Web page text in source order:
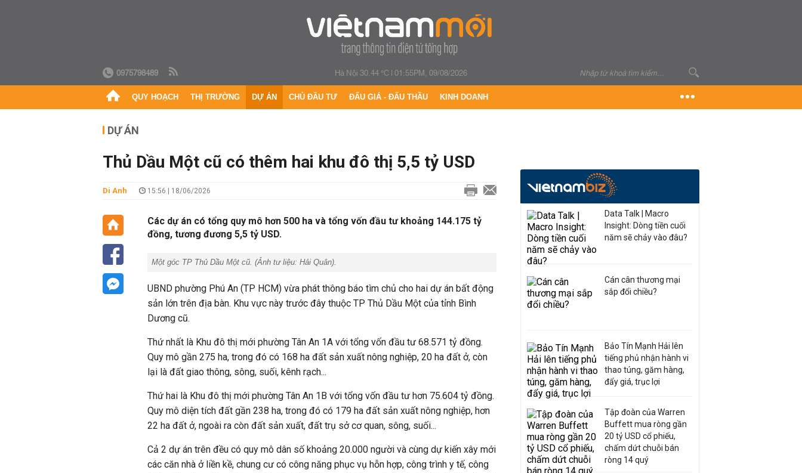
0975798489 Hà Nội 30.44 °C|01:55PM, 09/08/2026
QUY HOẠCH THỊ TRƯỜNG DỰ ÁN CHỦ ĐẦU TƯ ĐẤU GIÁ - ĐẤU THẦU KINH DOANH
DỰ ÁN
Thủ Dầu Một cũ có thêm hai khu đô thị 5,5 tỷ USD
Di Anh 15:56 | 18/06/2026
Các dự án có tổng quy mô hơn 500 ha và tổng vốn đầu tư khoảng 144.175 tỷ
đồng, tương đương 5,5 tỷ USD.
Một góc TP Thủ Dầu Một cũ. (Ảnh tư liệu: Hải Quân).
UBND phường Phú An (TP HCM) vừa phát thông báo tìm chủ cho hai dự án bất động
sản lớn trên địa bàn. Khu vực này trước đây thuộc TP Thủ Dầu Một của tỉnh Bình
Dương cũ.
Thứ nhất là Khu đô thị mới phường Tân An 1A với tổng vốn đầu tư 68.571 tỷ đồng.
Quy mô gần 275 ha, trong đó có 168 ha đất sản xuất nông nghiệp, 20 ha đất ở, còn
lại là đất giao thông, sông, suối, kênh rạch...
Thứ hai là Khu đô thị mới phường Tân An 1B với tổng vốn đầu tư hơn 75.604 tỷ đồng.
Quy mô diện tích đất gần 238 ha, trong đó có 179 ha đất sản xuất nông nghiệp, hơn
22 ha đất ở, ngoài ra còn đất sản xuất, đất trụ sở cơ quan, sông, suối...
Cả 2 dự án trên đều có quy mô dân số khoảng 20.000 người và cùng dự kiến xây mới
các căn nhà ở liền kề, chung cư có công năng phục vụ hỗn hợp, công trình y tế, công
Data Talk | Macro
Insight: Dòng tiền cuối
năm sẽ chảy vào đâu?
Cán cân thương mại
sắp đổi chiều?
Bảo Tín Mạnh Hải lên
tiếng phủ nhận hành vi
thao túng, găm hàng,
đẩy giá, trục lợi
Tập đoàn của Warren
Buffett mua ròng gần
20 tỷ USD cổ phiếu,
chấm dứt chuỗi bán
ròng 14 quý